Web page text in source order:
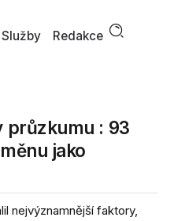
Služby Redakce
průzkumu : 93
jako
nejvýznamnější faktory,